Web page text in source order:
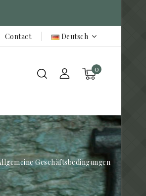
Contact Deutsch
0
Geschäftsbedingungen